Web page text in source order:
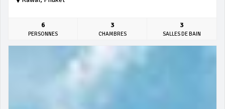
6
PERSONNES
3
CHAMBRES
3
SALLES DE BAIN